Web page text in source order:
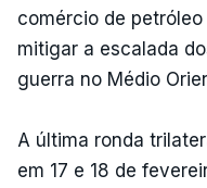
comércio de
mitigar a escalada
guerra no Médio
A última ronda
em 17 e 18 de